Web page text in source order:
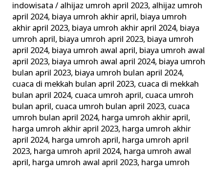
indowisata/ alhijaz umroh april 2023, alhijaz umroh
april 2024, biaya umroh akhir april, biaya umroh
akhir april 2023, biaya umroh akhir april 2024, biaya
umroh april, biaya umroh april 2023, biaya umroh
april 2024, biaya umroh awal april, biaya umroh awal
april 2023, biaya umroh awal april 2024, biaya umroh
bulan april 2023, biaya umroh bulan april 2024,
cuaca di mekkah bulan april 2023, cuaca di mekkah
bulan april 2024, cuaca umroh april, cuaca umroh
bulan april, cuaca umroh bulan april 2023, cuaca
umroh bulan april 2024, harga umroh akhir april,
harga umroh akhir april 2023, harga umroh akhir
april 2024, harga umroh april, harga umroh april
2023, harga umroh april 2024, harga umroh awal
april, harga umroh awal april 2023, harga umroh
Alhijaz
Promo
Biaya
Murah